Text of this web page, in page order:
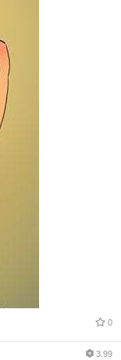
0
3.99